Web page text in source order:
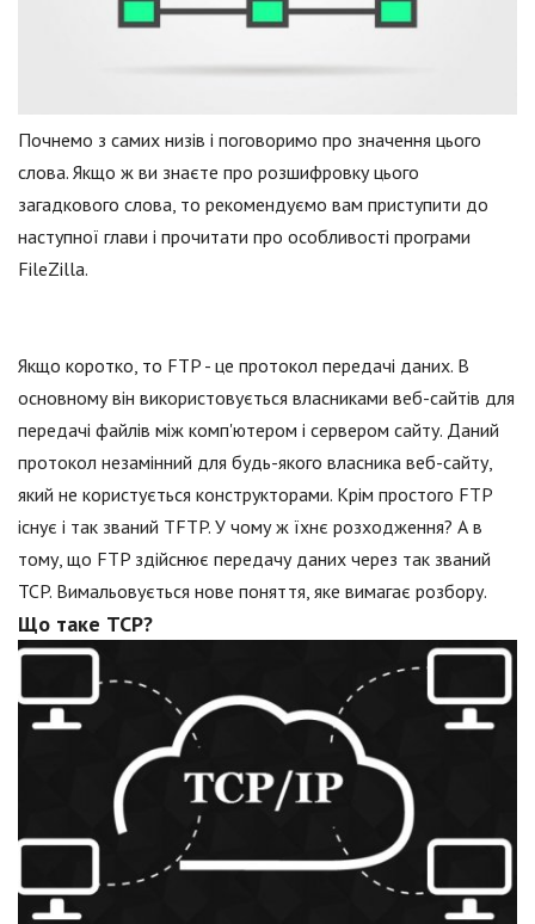
Почнемо з самих низів і поговоримо про значення цього
слова. Якщо ж ви знаєте про розшифровку цього
загадкового слова, то рекомендуємо вам приступити до
наступної глави і прочитати про особливості програми
FileZilla.
Якщо коротко, то FTP - це протокол передачі даних. В
основному він використовується власниками веб-сайтів для
передачі файлів між комп'ютером і сервером сайту. Даний
протокол незамінний для будь-якого власника веб-сайту,
який не користується конструкторами. Крім простого FTP
існує і так званий TFTP. У чому ж їхнє розходження? А в
тому, що FTP здійснює передачу даних через так званий
TCP. Вимальовується нове поняття, яке вимагає розбору.
Що таке TCP?